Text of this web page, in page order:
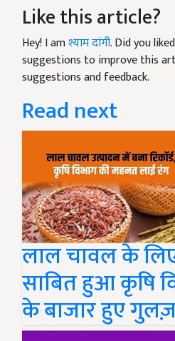
Like this article?
Hey! I amश्याम दांगी. Did you
suggestions to improve this
suggestions and feedback.
Read next
लाल चावल के
साबित हुआ कृषि
के बाजार हुए